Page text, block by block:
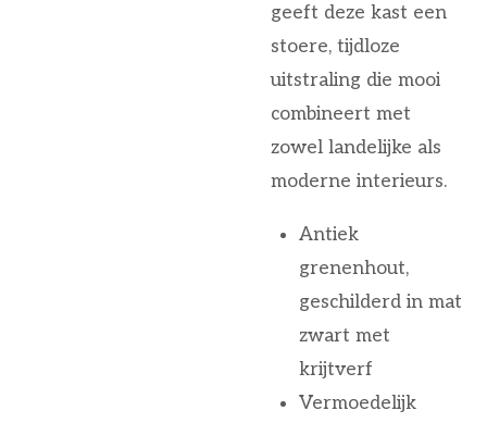
geeft deze kast een
stoere, tijdloze
uitstraling die mooi
combineert met
zowel landelijke als
moderne interieurs.
Antiek
grenenhout,
geschilderd in mat
zwart met
krijtverf
Vermoedelijk